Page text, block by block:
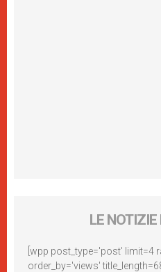
LE NOTIZIE
[wpp post_type='post' limit=4
order_by='views'